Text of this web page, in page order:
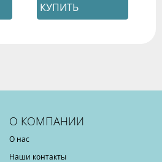
КУПИТЬ
О КОМПАНИИ
О нас
Наши контакты